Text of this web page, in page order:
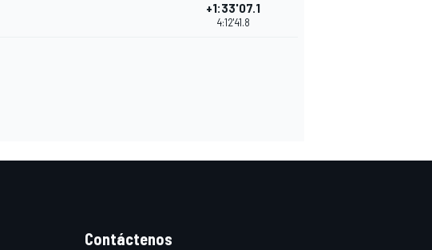
+1:33'07.1
4:12'41.8
Contáctenos